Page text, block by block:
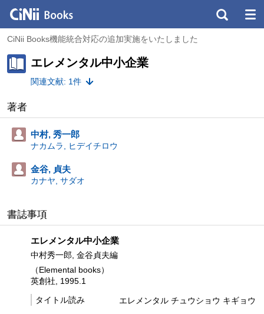
CiNii Books機能統合対応の追加実施をいたしました
エレメンタル中小企業
関連文献: 1件
著者
中村, 秀一郎
ナカムラ, ヒデイチロウ
金谷, 貞夫
カナヤ, サダオ
書誌事項
エレメンタル中小企業
中村秀一郎, 金谷貞夫編
（Elemental books）
英創社, 1995.1
タイトル読み
エレメンタル チュウショウ キギョウ